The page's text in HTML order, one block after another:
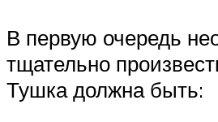
В первую очередь
тщательно
Тушка должна быть: